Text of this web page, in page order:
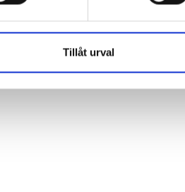
Tillåt urval